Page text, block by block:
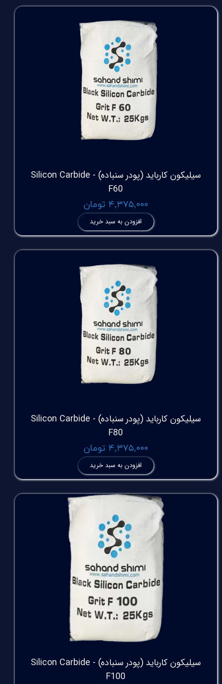
سیلیکون کارباید (پودر سنباده) Silicon Carbide -
F60
۴,۳۷۵,۰۰۰ تومان
افزودن به سبد خرید
سیلیکون کارباید (پودر سنباده) Silicon Carbide -
F80
۴,۳۷۵,۰۰۰ تومان
افزودن به سبد خرید
سیلیکون کارباید (پودر سنباده) Silicon Carbide -
F100